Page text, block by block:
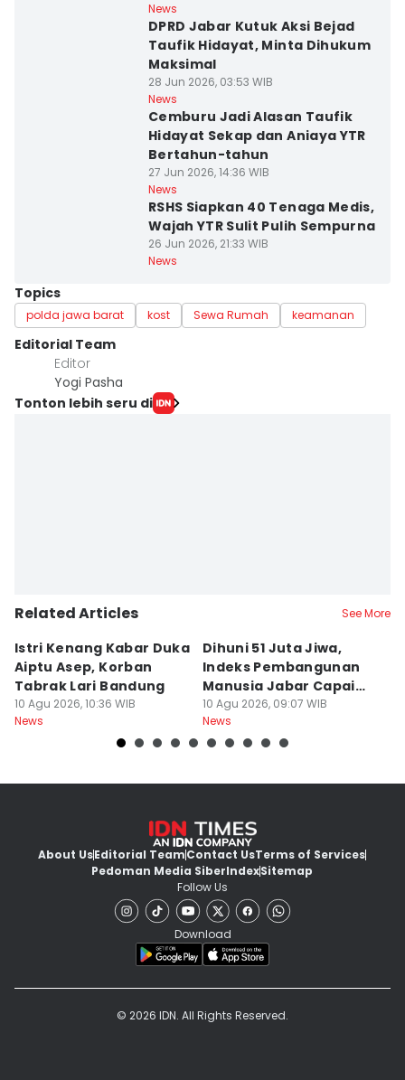
News
DPRD Jabar Kutuk Aksi Bejad
Taufik Hidayat, Minta Dihukum
Maksimal
28 Jun 2026, 03:53 WIB
News
Cemburu Jadi Alasan Taufik
Hidayat Sekap dan Aniaya YTR
Bertahun-tahun
27 Jun 2026, 14:36 WIB
News
RSHS Siapkan 40 Tenaga Medis,
Wajah YTR Sulit Pulih Sempurna
26 Jun 2026, 21:33 WIB
News
Topics
polda jawa barat kost Sewa Rumah keamanan
Editorial Team
Editor
Yogi Pasha
Tonton lebih seru di
Related Articles See More
Istri Kenang Kabar Duka
Aiptu Asep, Korban
Tabrak Lari Bandung
10 Agu 2026, 10:36 WIB
News
Dihuni 51 Juta Jiwa,
Indeks Pembangunan
Manusia Jabar Capai
75,90 Poin
10 Agu 2026, 09:07 WIB
News
About UsEditorial TeamContact UsTerms of Services
Pedoman Media SiberIndexSitemap
Follow Us
Download
© 2026 IDN. All Rights Reserved.